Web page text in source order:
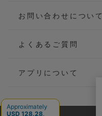
お問い合わせについて
よくあるご質問
アプリについて